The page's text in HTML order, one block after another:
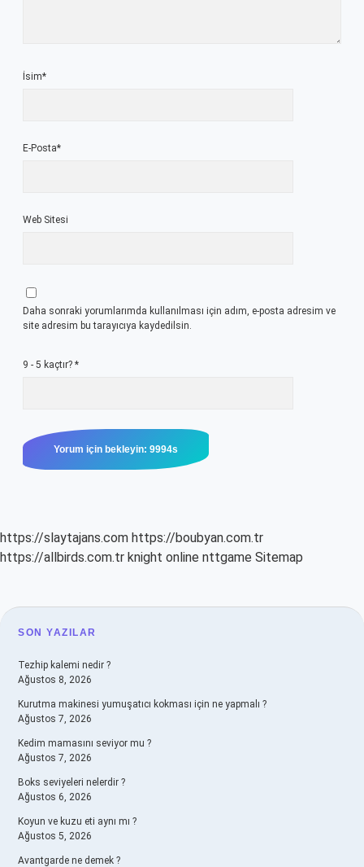
İsim*
E-Posta*
Web Sitesi
Daha sonraki yorumlarımda kullanılması için adım, e-posta adresim ve
site adresim bu tarayıcıya kaydedilsin.
9 - 5 kaçtır? *
https://slaytajans.com https://boubyan.com.tr
https://allbirds.com.tr knight online nttgame Sitemap
SIDEBAR
SON YAZILAR
Tezhip kalemi nedir ?
Ağustos 8, 2026
Kurutma makinesi yumuşatıcı kokması için ne yapmalı ?
Ağustos 7, 2026
Kedim mamasını seviyor mu ?
Ağustos 7, 2026
Boks seviyeleri nelerdir ?
Ağustos 6, 2026
Koyun ve kuzu eti aynı mı ?
Ağustos 5, 2026
Avantgarde ne demek ?